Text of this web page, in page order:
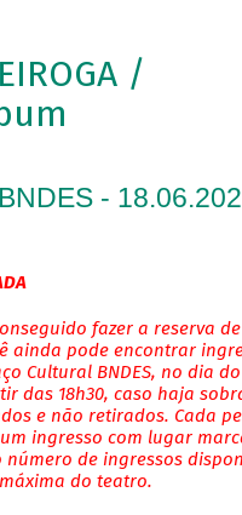
/
-
fazer a reserva
ainda pode encontrar
Cultural BNDES, no dia do
das 18h30, caso haja
e não retirados. Cada
ingresso com lugar
número de ingressos
do teatro.